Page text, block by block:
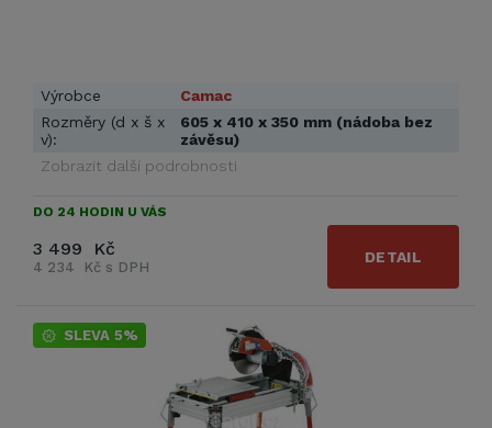
Výrobce
Camac
Rozměry (d x š x
v):
605 x 410 x 350 mm (nádoba bez
závěsu)
Zobrazit další podrobnosti
DO 24 HODIN U VÁS
3 499 Kč
4 234 Kč s DPH
DETAIL
SLEVA 5%